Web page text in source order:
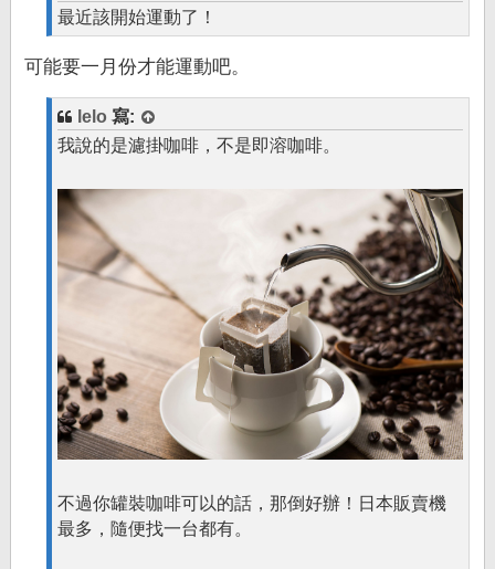
最近該開始運動了！
可能要一月份才能運動吧。
lelo 寫:
我說的是濾掛咖啡，不是即溶咖啡。
不過你罐裝咖啡可以的話，那倒好辦！日本販賣機
最多，隨便找一台都有。